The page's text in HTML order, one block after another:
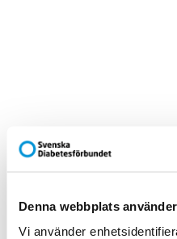
Denna webbplats
Vi använder